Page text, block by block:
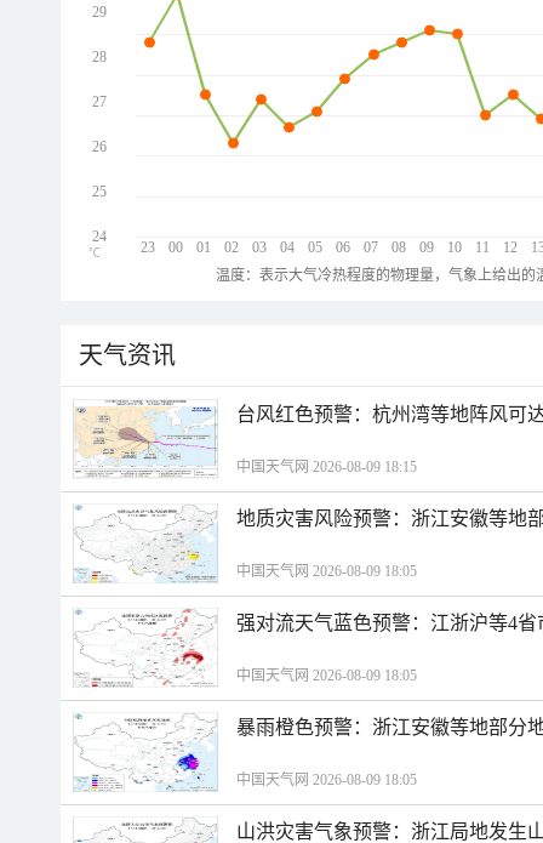
23 00 01 02 03 04 05 06 07 08 09 10 11 12
29
28
27
26
25
24
℃
温度：表示大气冷热程度的物理量，气象上给出
天气资讯
台风红色预警：杭州湾等地阵风可
中国天气网 2026-08-09 18:15
地质灾害风险预警：浙江安徽等地
中国天气网 2026-08-09 18:05
强对流天气蓝色预警：江浙沪等4
中国天气网 2026-08-09 18:05
暴雨橙色预警：浙江安徽等地部分
中国天气网 2026-08-09 18:05
山洪灾害气象预警：浙江局地发生